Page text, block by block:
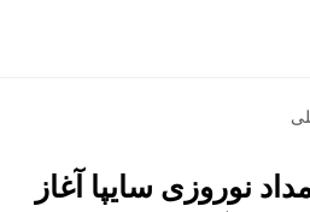
نوروزی سایپا آغاز